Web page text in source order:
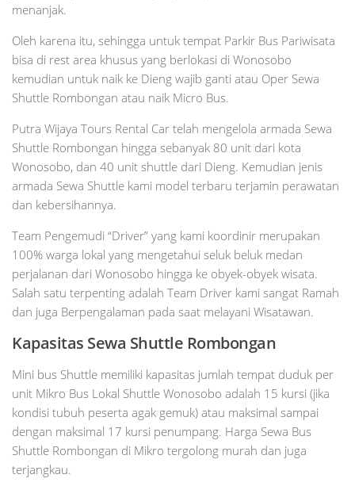
menanjak.
Oleh karena itu, sehingga untuk tempat Parkir Bus Pariwisata
bisa di rest area khusus yang berlokasi di Wonosobo
kemudian untuk naik ke Dieng wajib ganti atau Oper Sewa
Shuttle Rombongan atau naik Micro Bus.
Putra Wijaya Tours Rental Car telah mengelola armada Sewa
Shuttle Rombongan hingga sebanyak 80 unit dari kota
Wonosobo, dan 40 unit shuttle dari Dieng. Kemudian jenis
armada Sewa Shuttle kami model terbaru terjamin perawatan
dan kebersihannya.
Team Pengemudi “Driver” yang kami koordinir merupakan
100% warga lokal yang mengetahui seluk beluk medan
perjalanan dari Wonosobo hingga ke obyek-obyek wisata.
Salah satu terpenting adalah Team Driver kami sangat Ramah
dan juga Berpengalaman pada saat melayani Wisatawan.
Kapasitas Sewa Shuttle Rombongan
Mini bus Shuttle memiliki kapasitas jumlah tempat duduk per
unit Mikro Bus Lokal Shuttle Wonosobo adalah 15 kursi (jika
kondisi tubuh peserta agak gemuk) atau maksimal sampai
dengan maksimal 17 kursi penumpang. Harga Sewa Bus
Shuttle Rombongan di Mikro tergolong murah dan juga
terjangkau.